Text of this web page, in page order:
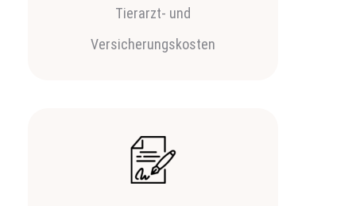
Tierarzt- und
Versicherungskosten